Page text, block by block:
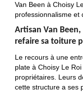
Van Been à Choisy
professionnalisme et
Artisan Van
refaire sa toiture
Le recours à une
plate à Choisy Le
propriétaires. Leurs
cette structure a ses